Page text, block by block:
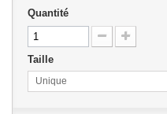
Quantité
Taille
Unique